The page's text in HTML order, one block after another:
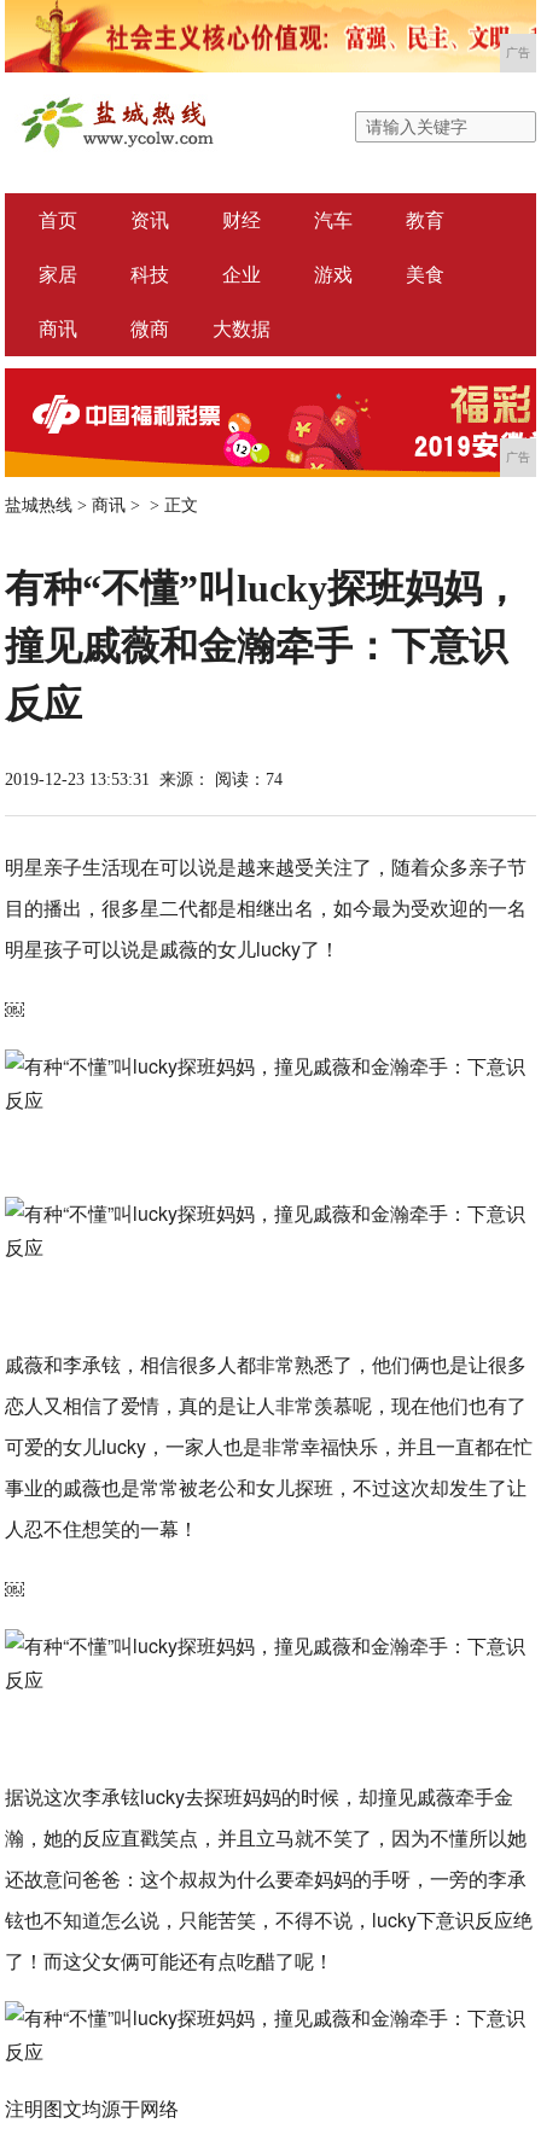
广告
首页 资讯 财经 汽车 教育
家居 科技 企业 游戏 美食
商讯 微商 大数据
广告
盐城热线 >商讯 > > 正文
有种“不懂”叫lucky探班妈妈，
撞见戚薇和金瀚牵手：下意识
反应
2019-12-23 13:53:31 来源： 阅读：74
明星亲子生活现在可以说是越来越受关注了，随着众多亲子节
目的播出，很多星二代都是相继出名，如今最为受欢迎的一名
明星孩子可以说是戚薇的女儿lucky了！
￼
戚薇和李承铉，相信很多人都非常熟悉了，他们俩也是让很多
恋人又相信了爱情，真的是让人非常羡慕呢，现在他们也有了
可爱的女儿lucky，一家人也是非常幸福快乐，并且一直都在忙
事业的戚薇也是常常被老公和女儿探班，不过这次却发生了让
人忍不住想笑的一幕！
￼
据说这次李承铉lucky去探班妈妈的时候，却撞见戚薇牵手金
瀚，她的反应直戳笑点，并且立马就不笑了，因为不懂所以她
还故意问爸爸：这个叔叔为什么要牵妈妈的手呀，一旁的李承
铉也不知道怎么说，只能苦笑，不得不说，lucky下意识反应绝
了！而这父女俩可能还有点吃醋了呢！
注明图文均源于网络